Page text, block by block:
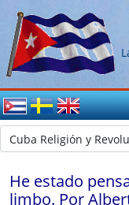
He estado
limbo. Por